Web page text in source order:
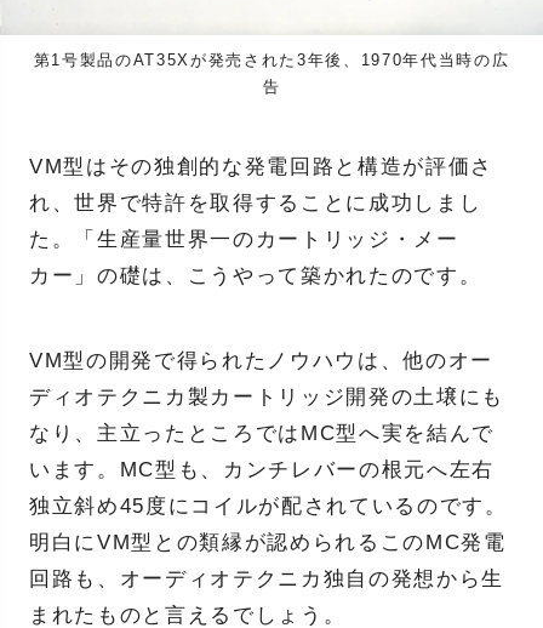
第1号製品のAT35Xが発売された3年後、1970年代当時の広
告
VM型はその独創的な発電回路と構造が評価さ
れ、世界で特許を取得することに成功しまし
た。「生産量世界一のカートリッジ・メー
カー」の礎は、こうやって築かれたのです。
VM型の開発で得られたノウハウは、他のオー
ディオテクニカ製カートリッジ開発の土壌にも
なり、主立ったところではMC型へ実を結んで
います。MC型も、カンチレバーの根元へ左右
独立斜め45度にコイルが配されているのです。
明白にVM型との類縁が認められるこのMC発電
回路も、オーディオテクニカ独自の発想から生
まれたものと言えるでしょう。